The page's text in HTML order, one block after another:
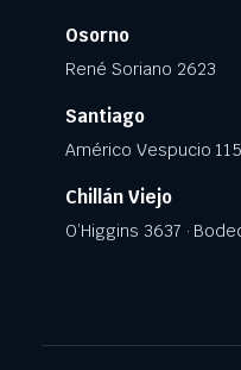
Osorno
René Soriano 2623
Santiago
Américo Vespucio
Chillán Viejo
O’Higgins 3637 ·